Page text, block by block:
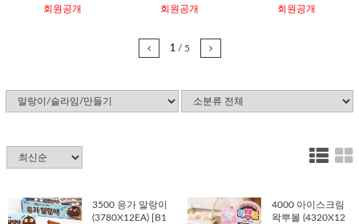
회원공개 회원공개 회원공개
1 / 5
3500 응가 말랑이
(3780X12EA) [B1
4000 아이스크림
왁뿌볼 (4320X12